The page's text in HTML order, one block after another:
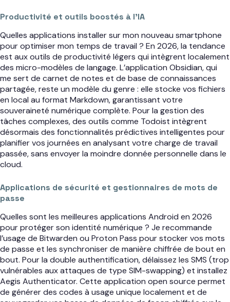
Productivité et outils boostés à l’IA
Quelles applications installer sur mon nouveau smartphone
pour optimiser mon temps de travail ? En 2026, la tendance
est aux outils de productivité légers qui intègrent localement
des micro-modèles de langage. L’application Obsidian, qui
me sert de carnet de notes et de base de connaissances
partagée, reste un modèle du genre : elle stocke vos fichiers
en local au format Markdown, garantissant votre
souveraineté numérique complète. Pour la gestion des
tâches complexes, des outils comme Todoist intègrent
désormais des fonctionnalités prédictives intelligentes pour
planifier vos journées en analysant votre charge de travail
passée, sans envoyer la moindre donnée personnelle dans le
cloud.
Applications de sécurité et gestionnaires de mots de
passe
Quelles sont les meilleures applications Android en 2026
pour protéger son identité numérique ? Je recommande
l’usage de Bitwarden ou Proton Pass pour stocker vos mots
de passe et les synchroniser de manière chiffrée de bout en
bout. Pour la double authentification, délaissez les SMS (trop
vulnérables aux attaques de type SIM-swapping) et installez
Aegis Authenticator. Cette application open source permet
de générer des codes à usage unique localement et de